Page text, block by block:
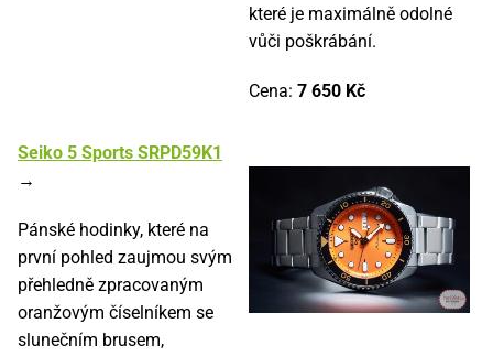
které je maximálně odolné
vůči poškrábání.
Cena: 7 650 Kč
Seiko 5 Sports SRPD59K1
→
Pánské hodinky, které na
první pohled zaujmou svým
přehledně zpracovaným
oranžovým číselníkem se
slunečním brusem,